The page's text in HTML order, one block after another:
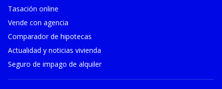
Tasación online
Vende con agencia
Comparador de hipotecas
Actualidad y noticias vivienda
Seguro de impago de alquiler